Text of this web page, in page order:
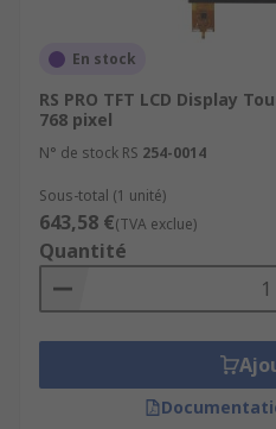
En stock
RS PRO TFT LCD Display
768 pixel
N° de stock RS 254-0014
Sous-total (1 unité)
643,58 €(TVA exclue)
Quantité